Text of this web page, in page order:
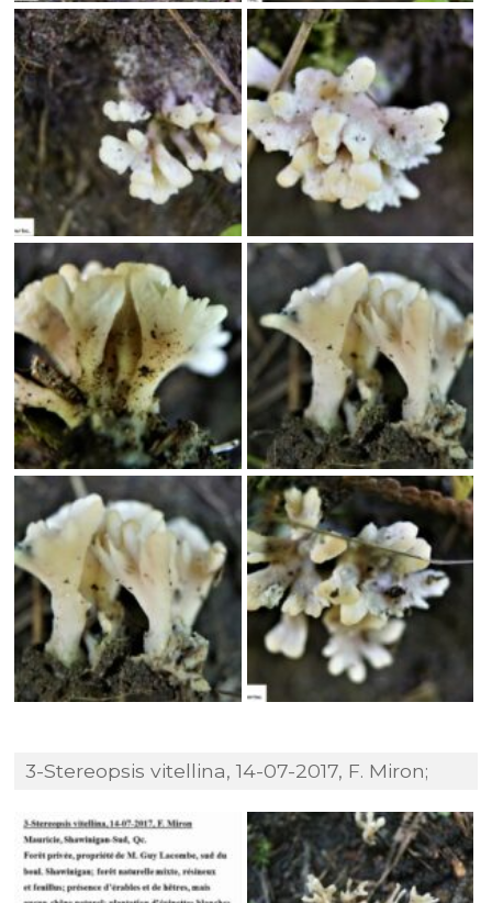
3-Stereopsis vitellina, 14-07-2017, F. Miron;